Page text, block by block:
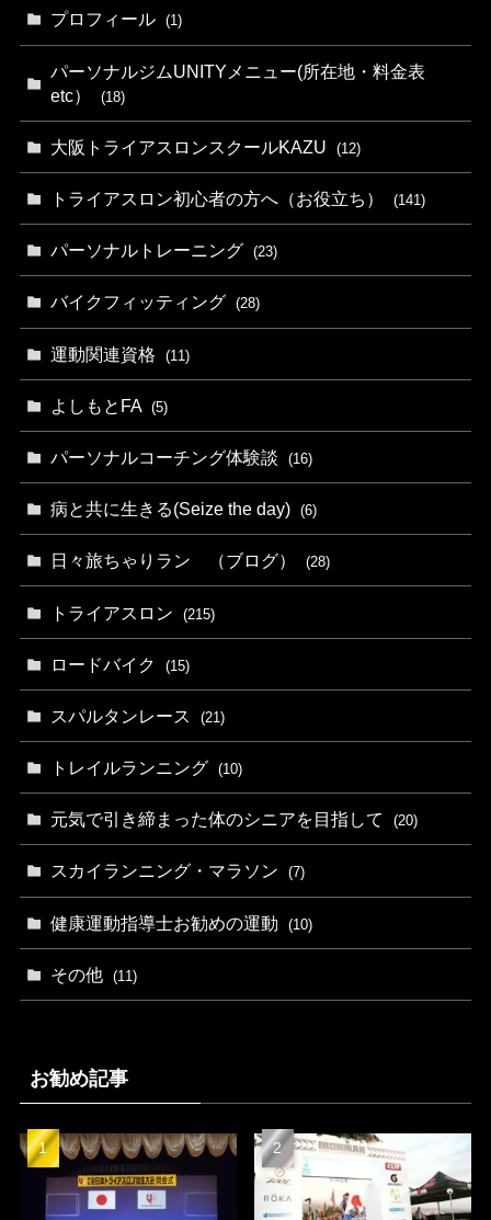
プロフィール (1)
パーソナルジムUNITYメニュー(所在地・料金表
etc）
(18)
大阪トライアスロンスクールKAZU (12)
トライアスロン初心者の方へ（お役立ち） (141)
パーソナルトレーニング (23)
バイクフィッティング (28)
運動関連資格 (11)
よしもとFA (5)
パーソナルコーチング体験談 (16)
病と共に生きる(Seize the day) (6)
日々旅ちゃりラン （ブログ） (28)
トライアスロン (215)
ロードバイク (15)
スパルタンレース (21)
トレイルランニング (10)
元気で引き締まった体のシニアを目指して (20)
スカイランニング・マラソン (7)
健康運動指導士お勧めの運動 (10)
その他 (11)
お勧め記事